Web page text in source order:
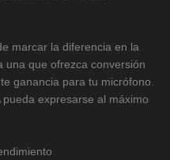
marcar la diferencia en la
una que ofrezca conversión
ganancia para tu micrófono.
expresarse al máximo